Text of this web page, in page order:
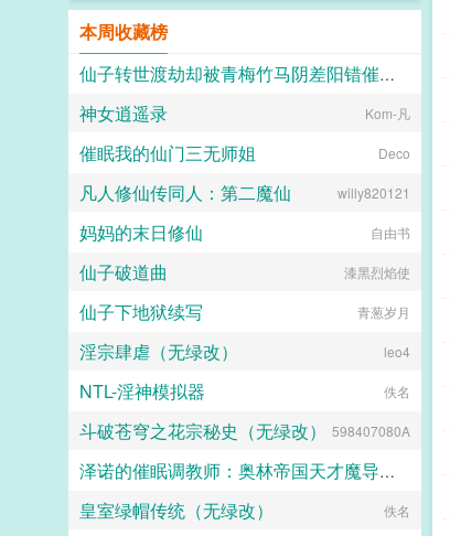
本周收藏榜
仙子转世渡劫却被青梅竹马阴差阳错催眠调教
why1314
神女逍遥录 Kom-凡
催眠我的仙门三无师姐 Deco
凡人修仙传同人：第二魔仙 willy820121
妈妈的末日修仙 自由书
仙子破道曲 漆黑烈焰使
仙子下地狱续写 青葱岁月
淫宗肆虐（无绿改） leo4
NTL-淫神模拟器 佚名
斗破苍穹之花宗秘史（无绿改） 598407080A
泽诺的催眠调教师：奥林帝国天才魔导师贝兰前传
昔流
皇室绿帽传统（无绿改） 佚名